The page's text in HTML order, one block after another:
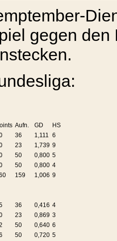
gegen
Aufn. GD
HS
36 1,111 6
23 1,739 9
50 0,800 5
50 0,800 4
159 1,006 9
36 0,416 4
23 0,869 3
50 0,640 6
50 0,720 5